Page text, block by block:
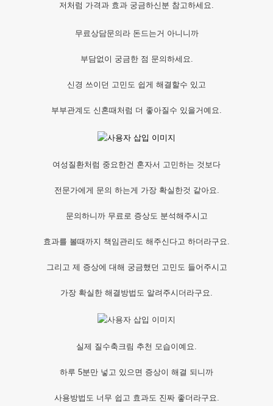
저처럼 가격과 효과 궁금하신분 참고하세요.
무료상담문의라 돈드는거 아니니까
부담없이 궁금한 점 문의하세요.
신경 쓰이던 고민도 쉽게 해결할수 있고
부부관계도 신혼때처럼 더 좋아질수 있을거예요.
여성질환처럼 중요한건 혼자서 고민하는 것보다
전문가에게 문의 하는게 가장 확실한것 같아요.
문의하니까 무료로 증상도 분석해주시고
효과를 볼때까지 책임관리도 해주신다고 하더라구요.
그리고 제 증상에 대해 궁금했던 고민도 들어주시고
가장 확실한 해결방법도 알려주시더라구요.
실제 질수축크림 추천 모습이예요.
하루 5분만 넣고 있으면 증상이 해결 되니까
사용방법도 너무 쉽고 효과도 진짜 좋더라구요.